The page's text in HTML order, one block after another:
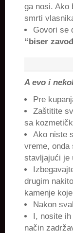
ga nosi. Ako
smrti
Govori se
“biser
A evo i
Pre
Zaštitite
sa
Ako niste
vreme, onda
stavljajući je
drugim
kamenje
Nakon
I, nosite
način